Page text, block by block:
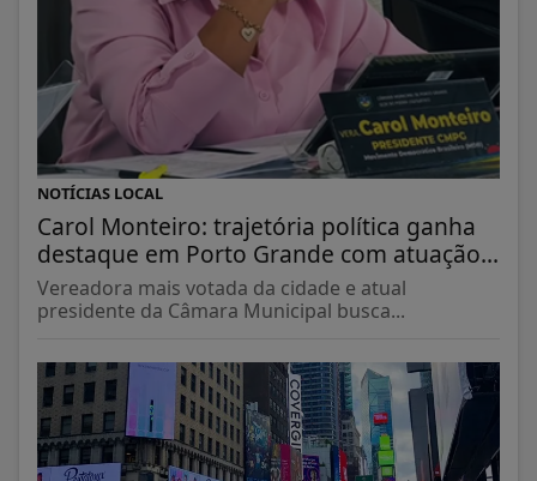
NOTÍCIAS LOCAL
Carol Monteiro: trajetória política ganha
destaque em Porto Grande com atuação...
Vereadora mais votada da cidade e atual
presidente da Câmara Municipal busca...